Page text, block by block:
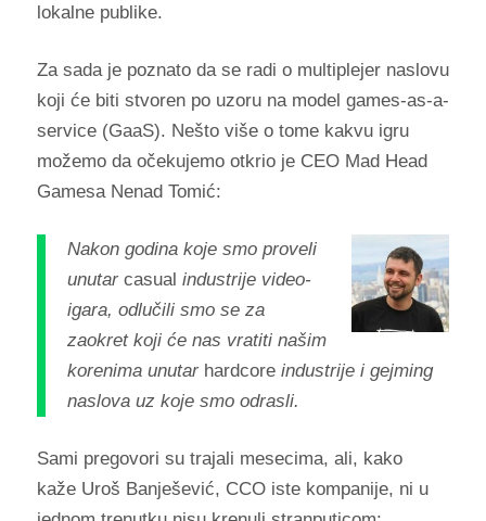
lokalne publike.
Za sada je poznato da se radi o multiplejer naslovu
koji će biti stvoren po uzoru na model games-as-a-
service (GaaS). Nešto više o tome kakvu igru
možemo da očekujemo otkrio je CEO Mad Head
Gamesa Nenad Tomić:
Nakon godina koje smo proveli
unutar casual industrije video-
igara, odlučili smo se za
zaokret koji će nas vratiti našim
korenima unutar hardcoreindustrije i gejming
naslova uz koje smo odrasli.
Sami pregovori su trajali mesecima, ali, kako
kaže Uroš Banješević, CCO iste kompanije, ni u